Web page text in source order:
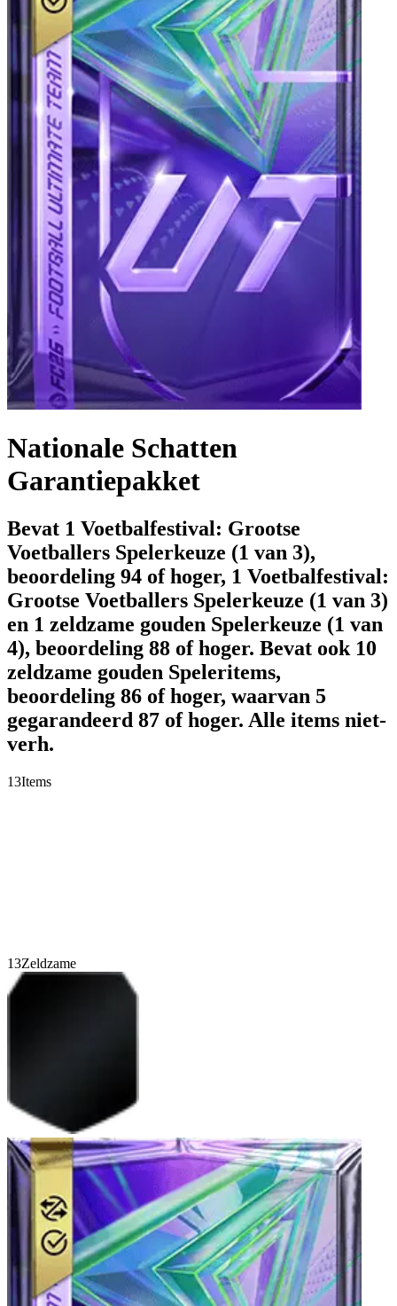
Nationale Schatten
Garantiepakket
Bevat 1 Voetbalfestival: Grootse
Voetballers Spelerkeuze (1 van 3),
beoordeling 94 of hoger, 1 Voetbalfestival:
Grootse Voetballers Spelerkeuze (1 van 3)
en 1 zeldzame gouden Spelerkeuze (1 van
4), beoordeling 88 of hoger. Bevat ook 10
zeldzame gouden Speleritems,
beoordeling 86 of hoger, waarvan 5
gegarandeerd 87 of hoger. Alle items niet-
verh.
13Items
13Zeldzame